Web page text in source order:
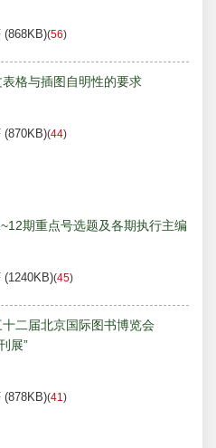
(868KB)(56)
表格与插图自明性的要求
(870KB)(44)
期重点号选题及各期执行主编
(1240KB)(45)
十二届北京国际图书博览会
展”
(878KB)(41)